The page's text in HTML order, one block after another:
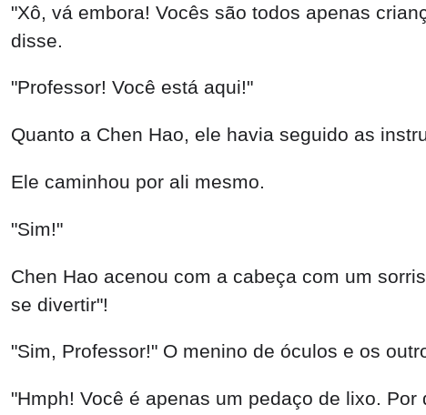
"Xô, vá embora! Vocês são todos apenas
disse.
"Professor! Você está aqui!"
Quanto a Chen Hao, ele havia seguido as
Ele caminhou por ali mesmo.
"Sim!"
Chen Hao acenou com a cabeça com um
se divertir"!
"Sim, Professor!" O menino de óculos e os
"Hmph! Você é apenas um pedaço de lixo.